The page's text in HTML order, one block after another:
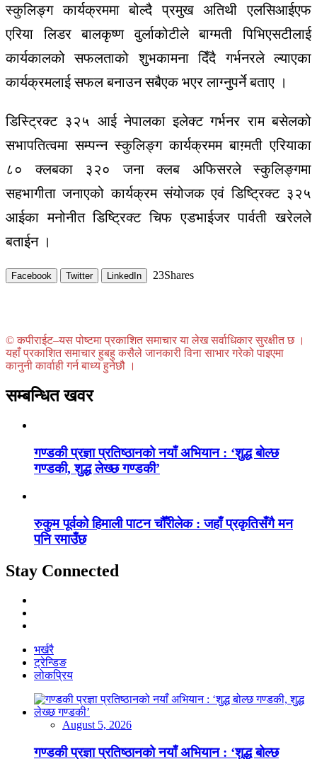
स्कुलिङ्ग कार्यक्रममा बोल्दै प्रमुख अतिथी
एलसिआईएफ
एरिया
लिडर बालकृष्ण वुर्लाकोटीले बाग्मतीपिभिएसटीलाई
कार्यकालको
सफलताको शुभकामना दिँदै गर्भनरले
ल्याएका
कार्यक्रमलाई सफल बनाउन सबैएक भएर लाग्नुपर्ने बताए ।
डिस्ट्रिक्ट ३२५ आई नेपालका इलेक्ट गर्भनर राम बसेलको
सभापतित्वमा सम्पन्न स्कुलिङ्ग कार्यक्रममबाग़्मती एरियाका
८०
क्लबका ३२० जना क्लब अफिसरले
स्कुलिङ्गमा
सहभागीता जनाएको कार्यक्रमसंयोजक एवं डिष्ट्रिक्ट ३२५
आईका मनोनीत डिष्ट्रिक्ट चिफ एडभाईजर पार्वती खरेलले
बताईन ।
Facebook Twitter LinkedIn 23Shares
© कपीराईट–यस पोष्टमा प्रकाशित समाचार या लेख सर्वाधिकार सुरक्षीत छ ।
यहाँ प्रकाशित समाचार हुबहु कसैले जानकारी विना साभार गरेको पाइएमा
कानुनी कार्वाही गर्न बाध्य हुनेछौ ।
सम्बन्धित खवर
गण्डकी प्रज्ञा प्रतिष्ठानको नयाँ अभियान : ‘शुद्ध बोल्छ
गण्डकी, शुद्ध लेख्छ गण्डकी’
रुकुम पूर्वको हिमाली पाटन चौँरीलेक : जहाँ प्रकृतिसँगै मन
पनि रमाउँछ
Stay Connected
भर्खरै
ट्रेन्डिङ
लोकप्रिय
August 5, 2026
गण्डकी प्रज्ञा प्रतिष्ठानको नयाँ अभियान : ‘शुद्ध बोल्छ